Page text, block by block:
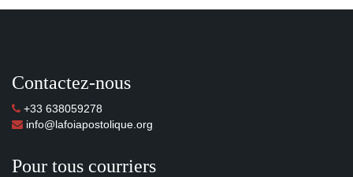
Contactez-nous
+33 638059278
info@lafoiapostolique.org
Pour tous courriers